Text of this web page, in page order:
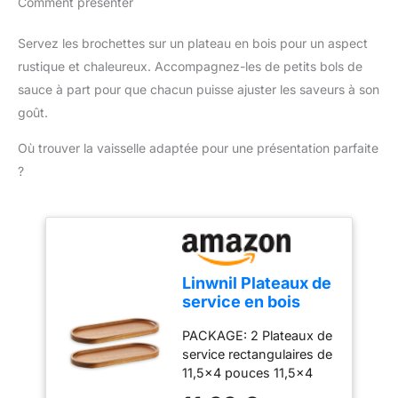
sicheren Edelstahlspieße
verwenden.
monde afin de prolonger
sa durée de vie.
grâce au thermostat
réglable par bouton
éclairage LED. Le câble
maximale Polyvalent –
convivial entre amis ou
en famille. Le bac à eau
réduit également fumée
et odeurs en plus de
Grillades en toute
sécurité - Le revêtement
Safetouch du gril
Servez les brochettes sur un plateau en bois pour un aspect
rustique et chaleureux. Accompagnez-les de petits bols de
sauce à part pour que chacun puisse ajuster les saveurs à son
goût.
Où trouver la vaisselle adaptée pour une présentation parfaite
?
Linwnil Plateaux de
service en bois
Assiettes ovales en
bois pour
charcuterie,
PACKAGE: 2 Plateaux de
service rectangulaires de
11,5x4 pouces 11,5x4